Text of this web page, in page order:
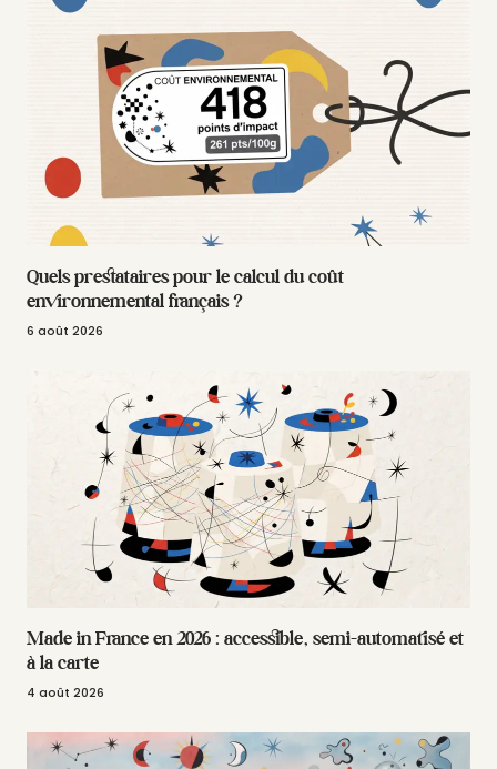
Quels prestataires pour le calcul du coût
environnemental français ?
6 août 2026
Made in France en 2026 : accessible, semi-automatisé et
à la carte
4 août 2026